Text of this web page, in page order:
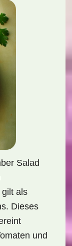
Salad
als
Dieses
und